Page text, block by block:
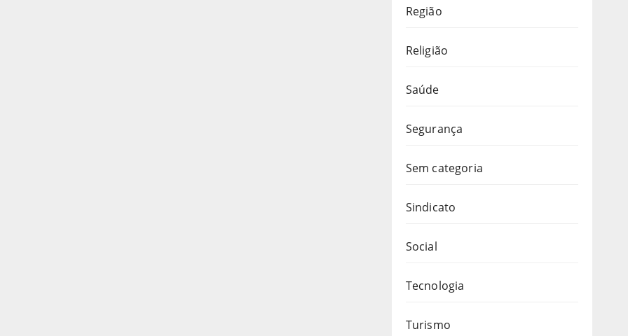
Região
Religião
Saúde
Segurança
Sem categoria
Sindicato
Social
Tecnologia
Turismo